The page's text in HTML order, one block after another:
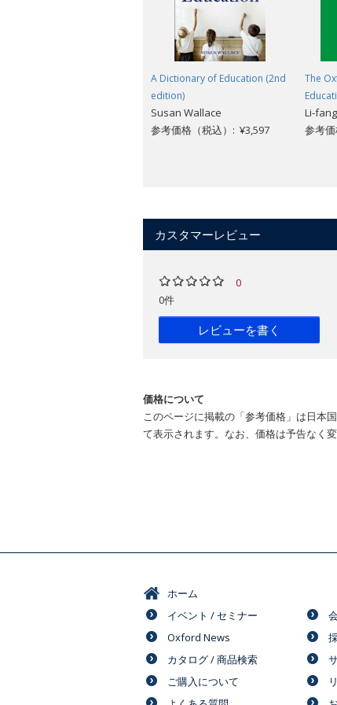
A Dictionary of Education (2nd
edition)
Susan Wallace
参考価格（税込）: ¥3,597
The
Li-
参考
カスタマーレビュー
0
0件
レビューを書く
価格について
このページに掲載の「参考価格」は日本
て表示されます。なお、価格は予告なく
ホーム
イベント / セミナー
Oxford News
カタログ / 商品検索
ご購入について